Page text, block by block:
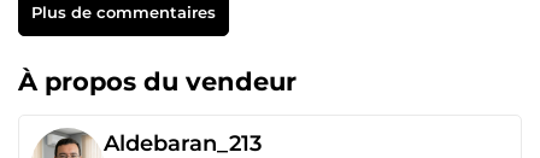
Plus de commentaires
À propos du vendeur
Aldebaran_213